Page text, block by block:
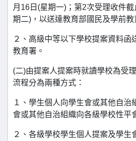
月16日(星期一)；第2次受理收件
期二)，以送達教育部國民及學前教
２、高級中等以下學校提案資料函
教育署。
(二)由提案人提案時就讀學校為受
流程分為兩種方式：
１、學生個人向學生會或其他自治
會或其他自治組織向各級學校性平
２、各級學校學生個人提案及學生